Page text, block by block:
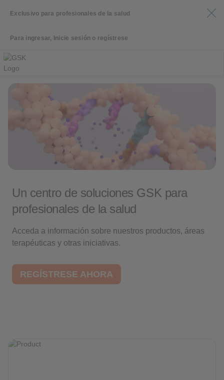
Exclusivo para profesionales de la salud
Para ingresar, Inicie sesión o regístrese
Un centro de soluciones GSK para
profesionales de la salud
Acceda a información sobre nuestros productos, áreas
terapéuticas y otras iniciativas.
REGÍSTRESE AHORA